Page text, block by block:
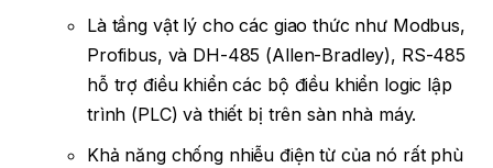
Là tầng vật lý cho các giao thức như Modbus,
Profibus, và DH-485 (Allen-Bradley), RS-485
hỗ trợ điều khiển các bộ điều khiển logic lập
trình (PLC) và thiết bị trên sàn nhà máy.
Khả năng chống nhiễu điện từ của nó rất phù